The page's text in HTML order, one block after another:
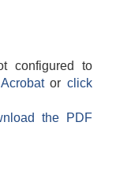
configured to
Acrobatorclick
the PDF